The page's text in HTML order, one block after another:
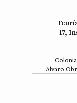
17,
Alvaro